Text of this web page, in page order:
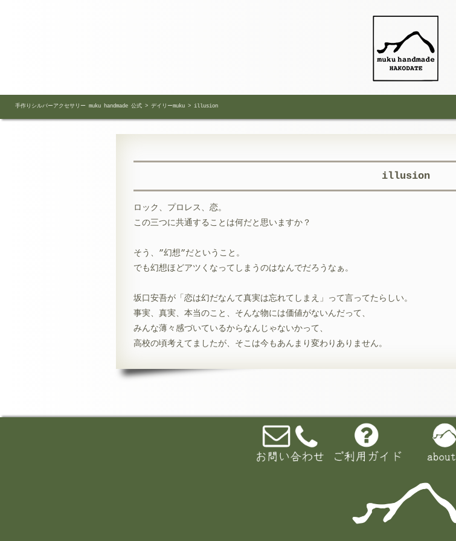
手作りシルバーアクセサリー muku handmade 公式 > デイリーmuku > illusion
illusion
ロック、プロレス、恋。
この三つに共通することは何だと思いますか？
そう、”幻想”だということ。
でも幻想ほどアツくなってしまうのはなんでだろうなぁ。
坂口安吾が「恋は幻だなんて真実は忘れてしまえ」って言ってたらしい。
事実、真実、本当のこと、そんな物には価値がないんだって、
みんな薄々感づいているからなんじゃないかって、
高校の頃考えてましたが、そこは今もあんまり変わりありません。